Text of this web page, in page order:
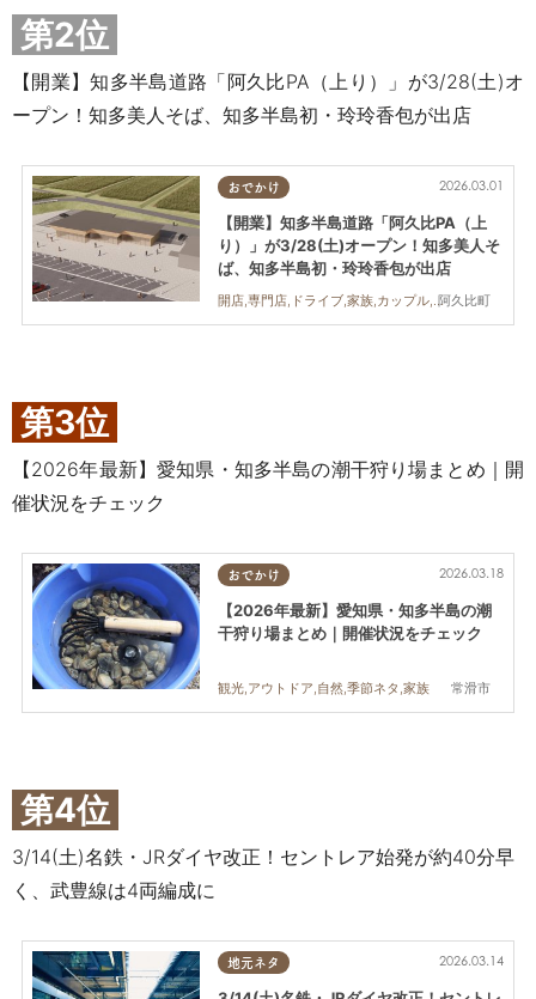
第2位
【開業】知多半島道路「阿久比PA（上り）」が3/28(土)オ
ープン！知多美人そば、知多半島初・玲玲香包が出店
おでかけ
阿久比町
2026.03.01
【開業】知多半島道路「阿久比PA（上
り）」が3/28(土)オープン！知多美人そ
ば、知多半島初・玲玲香包が出店
開店,専門店,ドライブ,家族,カップル,おひとりさま,友人
第3位
【2026年最新】愛知県・知多半島の潮干狩り場まとめ｜開
催状況をチェック
おでかけ
常滑市
2026.03.18
【2026年最新】愛知県・知多半島の潮
干狩り場まとめ｜開催状況をチェック
観光,アウトドア,自然,季節ネタ,家族
第4位
3/14(土)名鉄・JRダイヤ改正！セントレア始発が約40分早
く、武豊線は4両編成に
地元ネタ 2026.03.14